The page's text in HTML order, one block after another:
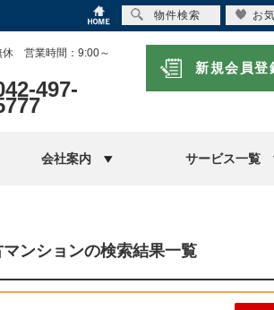
休 営業時間：9:00～
497-
新規会員登
会社案内 サービス一覧
ンションの検索結果一覧
物件検索 お